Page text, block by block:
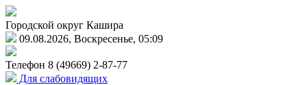
Городской округ Кашира
09.08.2026, Воскресенье, 05:09
Телефон 8 (49669) 2-87-77
Для слабовидящих